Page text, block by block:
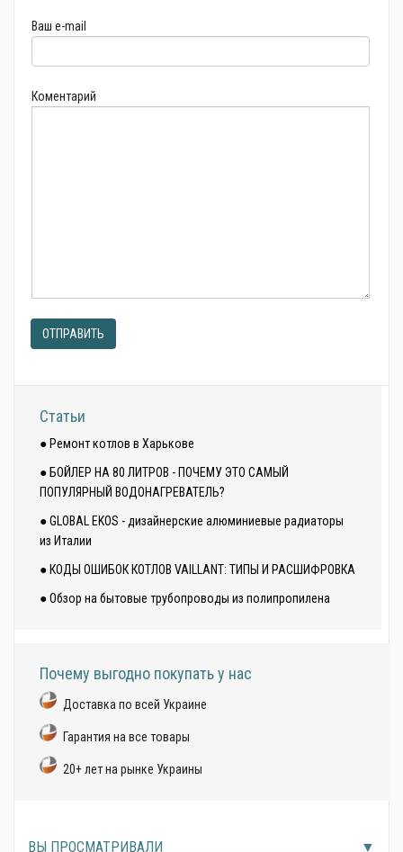
Ваш e-mail
Коментарий
ОТПРАВИТЬ
Статьи
● Ремонт котлов в Харькове
● БОЙЛЕР НА 80 ЛИТРОВ - ПОЧЕМУ ЭТО САМЫЙ
ПОПУЛЯРНЫЙ ВОДОНАГРЕВАТЕЛЬ?
● GLOBAL EKOS - дизайнерские алюминиевые радиаторы
из Италии
● КОДЫ ОШИБОК КОТЛОВ VAILLANT: ТИПЫ И РАСШИФРОВКА
● Обзор на бытовые трубопроводы из полипропилена
Почему выгодно покупать у нас
Доставка по всей Украине
Гарантия на все товары
20+ лет на рынке Украины
ВЫ ПРОСМАТРИВАЛИ